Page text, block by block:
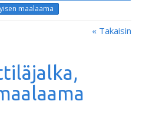
maalaama
« Takaisin